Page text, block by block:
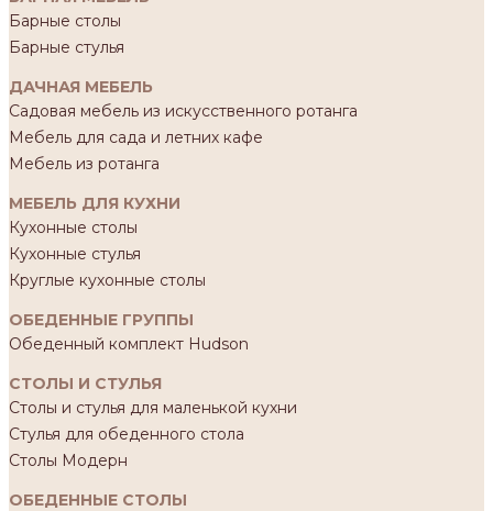
Барные столы
Барные стулья
ДАЧНАЯ МЕБЕЛЬ
Садовая мебель из искусственного ротанга
Мебель для сада и летних кафе
Мебель из ротанга
МЕБЕЛЬ ДЛЯ КУХНИ
Кухонные столы
Кухонные стулья
Круглые кухонные столы
ОБЕДЕННЫЕ ГРУППЫ
Обеденный комплект Hudson
СТОЛЫ И СТУЛЬЯ
Столы и стулья для маленькой кухни
Стулья для обеденного стола
Столы Модерн
ОБЕДЕННЫЕ СТОЛЫ